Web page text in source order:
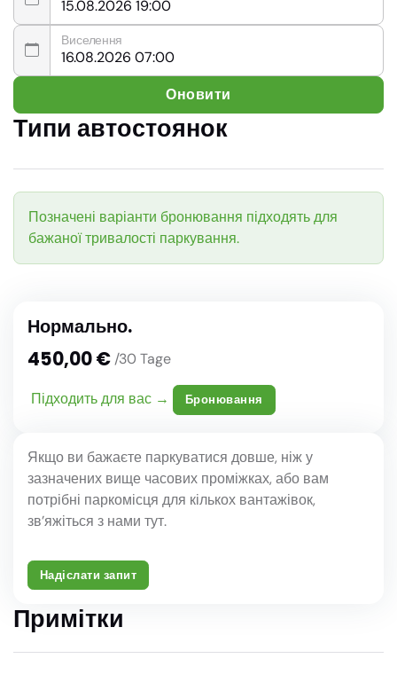
Виселення
Оновити
Типи автостоянок
Позначені варіанти бронювання підходять для
бажаної тривалості паркування.
Нормально.
450,00 €/30 Tage
Підходить для вас → Бронювання
Якщо ви бажаєте паркуватися довше, ніж у
зазначених вище часових проміжках, або вам
потрібні паркомісця для кількох вантажівок,
зв’яжіться з нами тут.
Надіслати запит
Примітки